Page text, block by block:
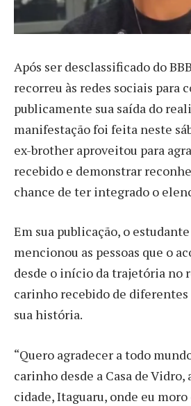
Após ser desclassificado do
recorreu às redes sociais para
publicamente sua saída do
manifestação foi feita neste
ex-brother aproveitou para
recebido e demonstrar
chance de ter integrado o
Em sua publicação, o
mencionou as pessoas que o
desde o início da trajetória no
carinho recebido de diferentes
sua história.
“Quero agradecer a todo
carinho desde a Casa de
cidade, Itaguaru, onde eu